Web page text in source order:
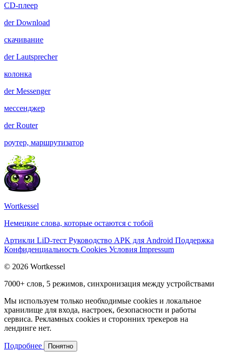
CD-плеер
derDownload
скачивание
derLautsprecher
колонка
derMessenger
мессенджер
derRouter
роутер, маршрутизатор
Wortkessel
Немецкие слова, которые остаются с тобой
Артикли LiD-тест Руководство APK для Android Поддержка
Конфиденциальность Cookies Условия Impressum
© 2026 Wortkessel
7000+ слов, 5 режимов, синхронизация между устройствами
Мы используем только необходимые cookies и локальное
хранилище для входа, настроек, безопасности и работы
сервиса. Рекламных cookies и сторонних трекеров на
лендинге нет.
Подробнее Понятно